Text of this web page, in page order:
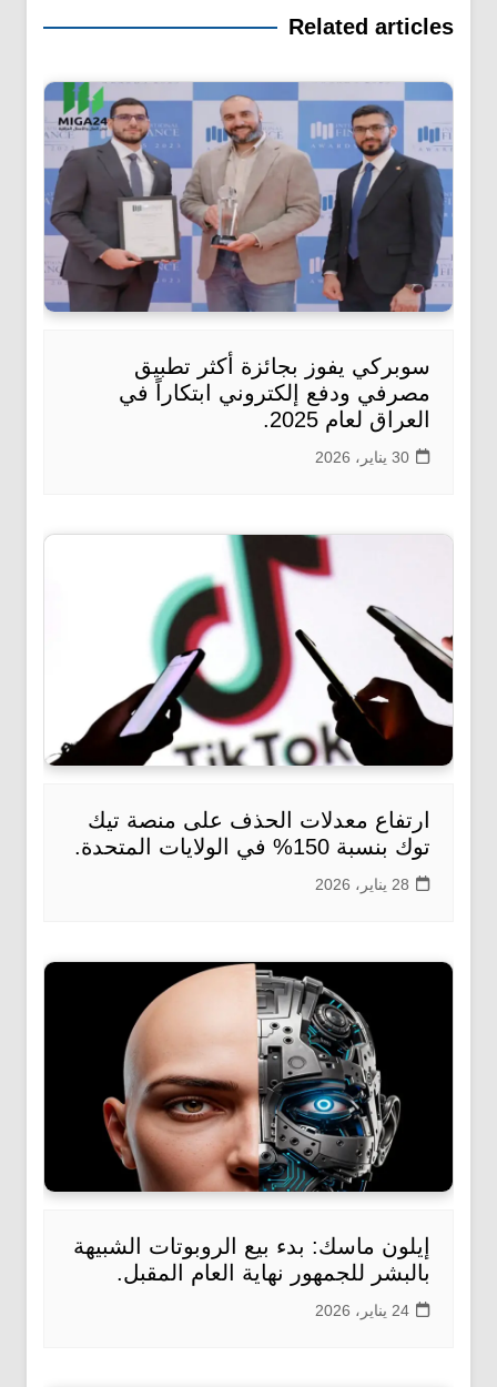
Related articles
سوبركي يفوز بجائزة أكثر تطبيق
مصرفي ودفع إلكتروني ابتكاراً في
العراق لعام 2025.
30 يناير، 2026
ارتفاع معدلات الحذف على منصة تيك
توك بنسبة 150% في الولايات المتحدة.
28 يناير، 2026
إيلون ماسك: بدء بيع الروبوتات الشبيهة
بالبشر للجمهور نهاية العام المقبل.
24 يناير، 2026